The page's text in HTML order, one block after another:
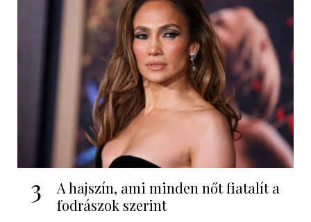
3
A hajszín, ami minden nőt fiatalít a
fodrászok szerint